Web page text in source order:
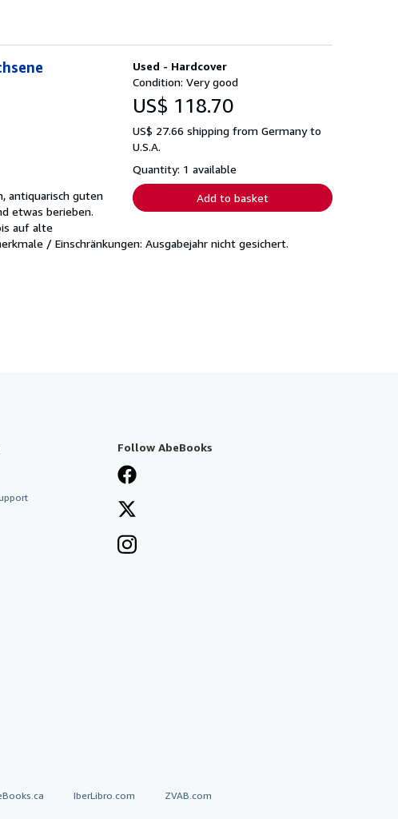
Used - Hardcover
Condition: Very good
US$ 118.70
US$ 27.66 shipping from Germany to
U.S.A.
Quantity: 1 available
Add to basket
antiquarisch guten
etwas berieben.
auf alte
/ Einschränkungen: Ausgabejahr nicht gesichert.
Follow AbeBooks
IberLibro.com ZVAB.com